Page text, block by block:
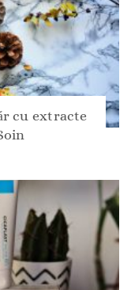
cu extracte